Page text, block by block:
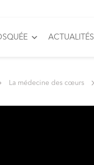
ACTUALITÉS
La médecine des cœurs